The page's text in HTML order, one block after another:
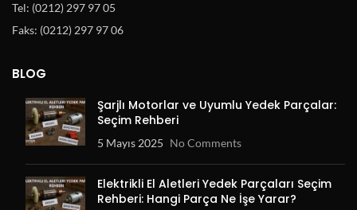
Tel: (0212) 297 97 05
Faks: (0212) 297 97 06
BLOG
Şarjlı Motorlar ve Uyumlu Yedek Parçalar:
Seçim Rehberi
5 Mayıs 2025 No Comments
Elektrikli El Aletleri Yedek Parçaları Seçim
Rehberi: Hangi Parça Ne İşe Yarar?